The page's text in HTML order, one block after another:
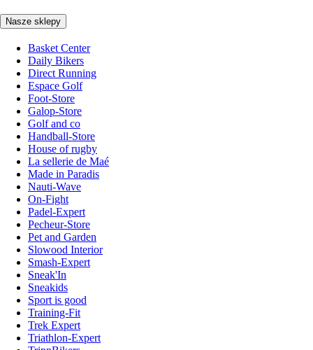
Nasze sklepy
Basket Center
Daily Bikers
Direct Running
Espace Golf
Foot-Store
Galop-Store
Golf and co
Handball-Store
House of rugby
La sellerie de Maé
Made in Paradis
Nauti-Wave
On-Fight
Padel-Expert
Pecheur-Store
Pet and Garden
Slowood Interior
Smash-Expert
Sneak'In
Sneakids
Sport is good
Training-Fit
Trek Expert
Triathlon-Expert